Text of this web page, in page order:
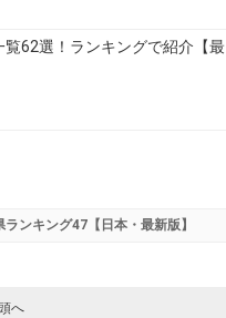
覧62選！ランキングで紹介【最
ンキング47【日本・最新版】
へ